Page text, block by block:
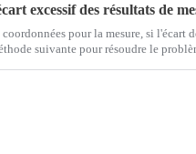
excessif des résultats de
pour la mesure, si l'écart
suivante pour résoudre le